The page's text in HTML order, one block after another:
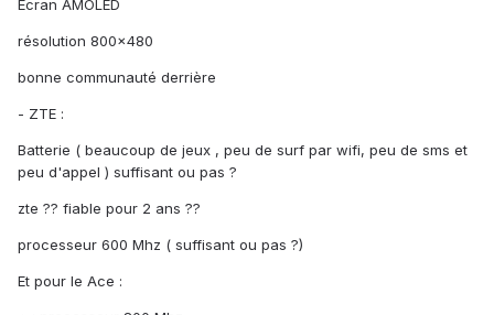
Ecran AMOLED
résolution 800x480
bonne communauté derrière
- ZTE :
Batterie ( beaucoup de jeux , peu de surf par wifi, peu de sms et
peu d'appel ) suffisant ou pas ?
zte ?? fiable pour 2 ans ??
processeur 600 Mhz ( suffisant ou pas ?)
Et pour le Ace :